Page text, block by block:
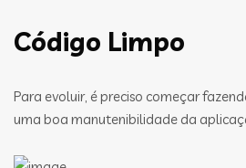
Código Limpo
Para evoluir, é preciso começar
uma boa manutenibilidade da